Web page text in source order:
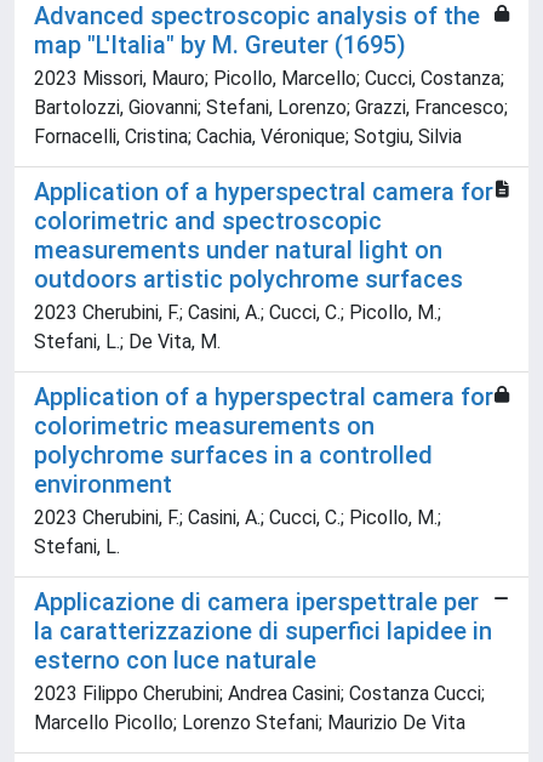
Advanced spectroscopic analysis of the
map "L'Italia" by M. Greuter (1695)
2023 Missori, Mauro; Picollo, Marcello; Cucci, Costanza;
Bartolozzi, Giovanni; Stefani, Lorenzo; Grazzi, Francesco;
Fornacelli, Cristina; Cachia, Véronique; Sotgiu, Silvia
Application of a hyperspectral camera for
colorimetric and spectroscopic
measurements under natural light on
outdoors artistic polychrome surfaces
2023 Cherubini, F.; Casini, A.; Cucci, C.; Picollo, M.;
Stefani, L.; De Vita, M.
Application of a hyperspectral camera for
colorimetric measurements on
polychrome surfaces in a controlled
environment
2023 Cherubini, F.; Casini, A.; Cucci, C.; Picollo, M.;
Stefani, L.
Applicazione di camera iperspettrale per
la caratterizzazione di superfici lapidee in
esterno con luce naturale
2023 Filippo Cherubini; Andrea Casini; Costanza Cucci;
Marcello Picollo; Lorenzo Stefani; Maurizio De Vita